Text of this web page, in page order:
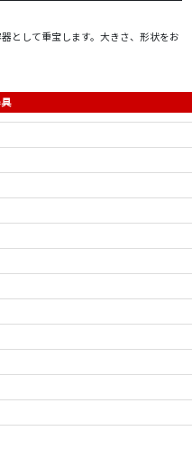
として重宝します。大きさ、形状をお